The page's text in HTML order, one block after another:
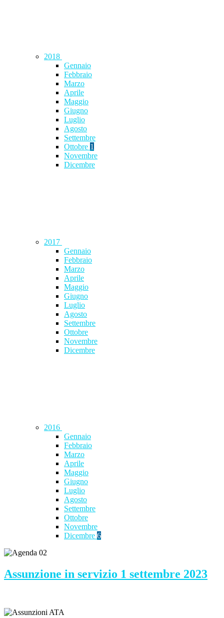
2018
Gennaio
Febbraio
Marzo
Aprile
Maggio
Giugno
Luglio
Agosto
Settembre
Ottobre 1
Novembre
Dicembre
2017
Gennaio
Febbraio
Marzo
Aprile
Maggio
Giugno
Luglio
Agosto
Settembre
Ottobre
Novembre
Dicembre
2016
Gennaio
Febbraio
Marzo
Aprile
Maggio
Giugno
Luglio
Agosto
Settembre
Ottobre
Novembre
Dicembre 6
Assunzione in servizio 1 settembre 2023